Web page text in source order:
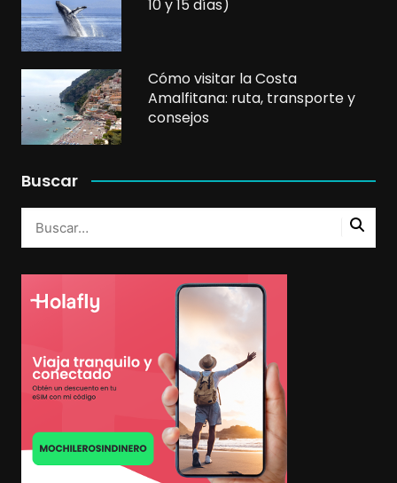
10 y 15 días)
Cómo visitar la Costa
Amalfitana: ruta, transporte y
consejos
Buscar